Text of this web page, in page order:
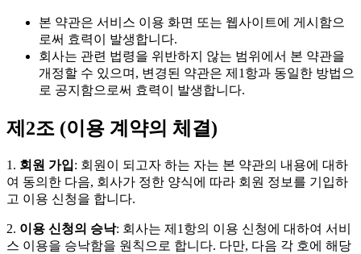
본 약관은 서비스 이용 화면 또는 웹사이트에 게시함으
로써 효력이 발생합니다.
회사는 관련 법령을 위반하지 않는 범위에서 본 약관을
개정할 수 있으며, 변경된 약관은 제1항과 동일한 방법으
로 공지함으로써 효력이 발생합니다.
제2조 (이용 계약의 체결)
1. 회원 가입: 회원이 되고자 하는 자는 본 약관의 내용에 대하
여 동의한 다음, 회사가 정한 양식에 따라 회원 정보를 기입하
고 이용 신청을 합니다.
2. 이용 신청의 승낙: 회사는 제1항의 이용 신청에 대하여 서비
스 이용을 승낙함을 원칙으로 합니다. 다만, 다음 각 호에 해당